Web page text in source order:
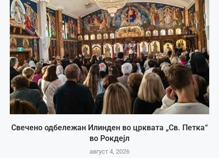
Свечено одбележан Илинден во црквата „Св. Петка“
во Рокдејл
август 4, 2026